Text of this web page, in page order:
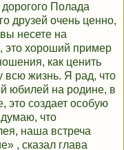
Полада
друзей очень ценно,
несете на
это хороший пример
как ценить
всю жизнь. Я рад, что
юбилей на родине, в
это создает особую
что
наша встреча
, сказал глава